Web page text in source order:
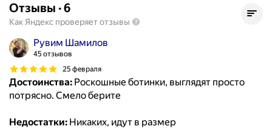
Отзывы ·6
Как Яндекс проверяет отзывы
Рувим Шамилов
45 отзывов
25 февраля
Достоинства: Роскошные ботинки, выглядят просто
потрясно. Смело берите
Недостатки: Никаких, идут в размер